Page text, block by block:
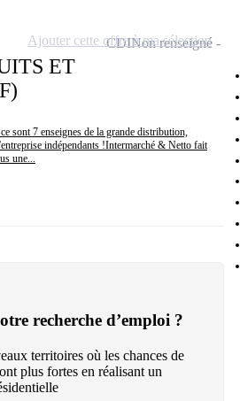
ET
sont 7 enseignes de la grande distribution,
indépendants !Intermarché & Netto fait
une...
CDINon renseigné
Ajouter cette offre à ma sélection
recherche d’emploi ?
territoires où les chances de
plus fortes en réalisant un